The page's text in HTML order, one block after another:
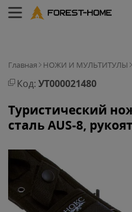
Главная НОЖИ И МУЛЬТИТУЛЫ
Код: УТ000021480
Туристический
сталь AUS-8,